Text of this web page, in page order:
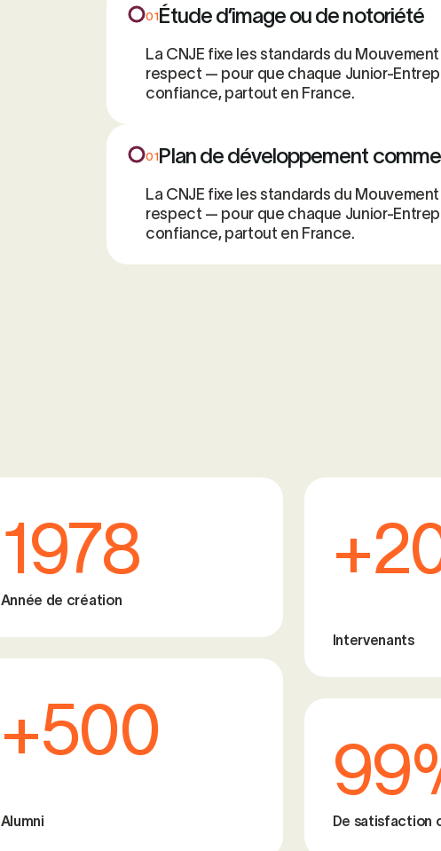
01Étude d’image ou de notoriété
La CNJE fixe les standards du
respect — pour que chaque Junior-
confiance, partout en France.
01Plan de développement
La CNJE fixe les standards du
respect — pour que chaque Junior-
confiance, partout en France.
1978
Année de création
+500
Alumni
Intervenants
De satisfaction